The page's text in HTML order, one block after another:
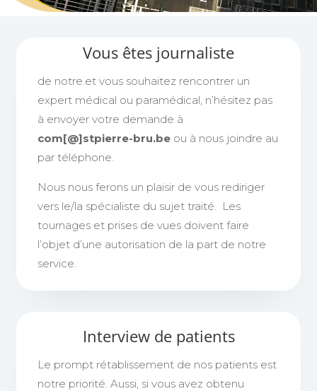
Vous êtes journaliste
de notre.et vous souhaitez rencontrer un
expert médical ou paramédical, n’hésitez pas
à envoyer votre demande à
com[@]stpierre-bru.beou à nous joindre au
par téléphone.
Nous nous ferons un plaisir de vous rediriger
vers le/la spécialiste du sujet traité. Les
tournages et prises de vues doivent faire
l’objet d’une autorisation de la part de notre
service.
Interview de patients
Le prompt rétablissement de nos patients est
notre priorité. Aussi, si vous avez obtenu